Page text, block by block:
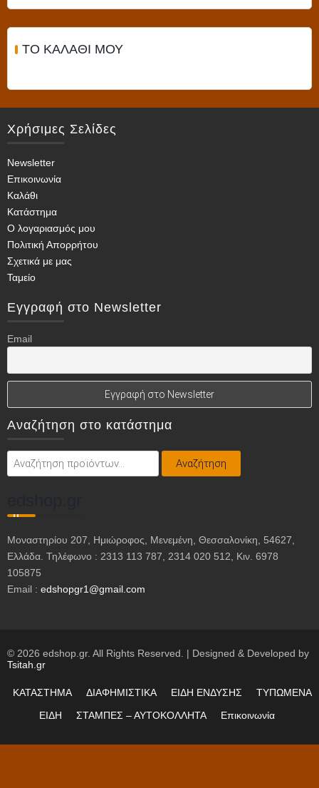
ΤΟ ΚΑΛΆΘΙ ΜΟΥ
Χρήσιμες Σελίδες
Newsletter
Επικοινωνία
Καλάθι
Κατάστημα
Ο λογαριασμός μου
Πολιτική Απορρήτου
Σχετικά με μας
Ταμείο
Εγγραφή στο Newsletter
Email
Αναζήτηση στο κατάστημα
Αναζήτηση
για:
Αναζήτηση
Μοναστηρίου 207, Ημιώροφος, Μενεμένη, Θεσσαλονίκη, 54627,
Ελλάδα. Τηλέφωνο : 2313 113 787, 2314 020 512, Κιν. 6978
105875
Email : edshopgr1@gmail.com
© 2026 edshop.gr. All Rights Reserved. | Designed & Developed by
Tsitah.gr
ΚΑΤΑΣΤΗΜΑ ΔΙΑΦΗΜΙΣΤΙΚΑ ΕΙΔΗ ΕΝΔΥΣΗΣ
ΤΥΠΩΜΕΝΑ
ΕΙΔΗ
ΣΤΑΜΠΕΣ – ΑΥΤΟΚΟΛΛΗΤΑ Επικοινωνία